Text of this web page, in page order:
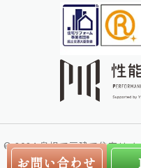
©2024 島根で戸建て住宅リ
created by
お問い合わせ